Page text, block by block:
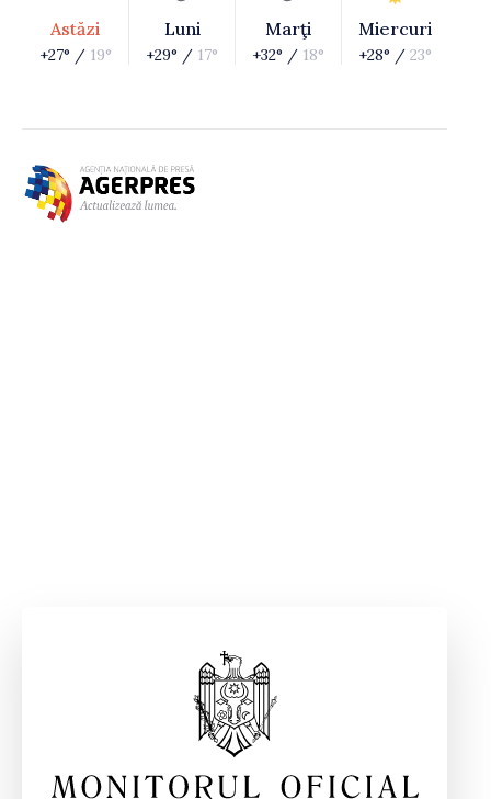
Astăzi
+27° / 19°
Luni
+29° / 17°
Marţi
+32° / 18°
Miercuri
+28° / 23°